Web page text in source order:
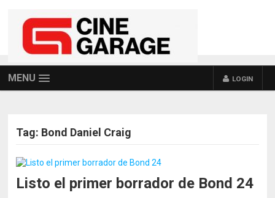
MENU LOGIN
Tag: Bond Daniel Craig
Listo el primer borrador de Bond 24